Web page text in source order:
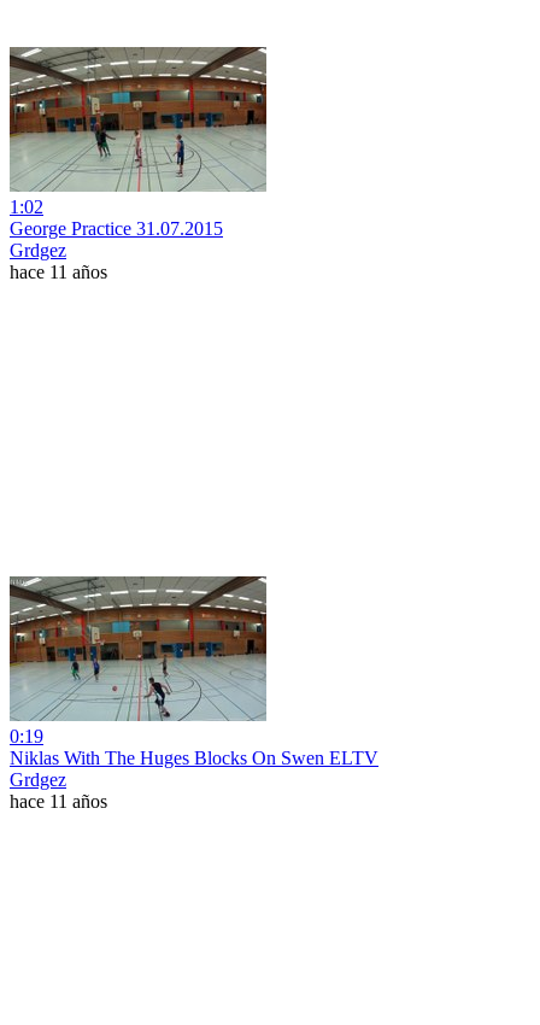
1:02
George Practice 31.07.2015
Grdgez
hace 11 años
0:19
Niklas With The Huges Blocks On Swen ELTV
Grdgez
hace 11 años